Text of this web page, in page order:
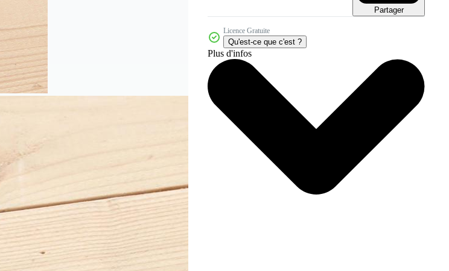
Partager
Licence Gratuite
Qu'est-ce que c'est ?
Plus d'infos